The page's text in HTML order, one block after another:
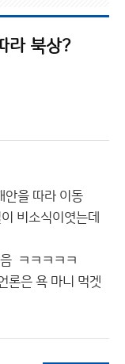
라 북상?
안을 따라 이동
비소식이엿는데
ㅋㅋㅋㅋㅋ
론은 욕 마니 먹겟